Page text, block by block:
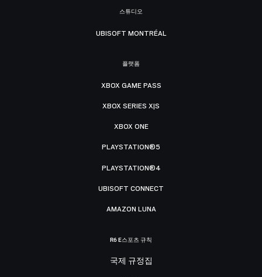
스튜디오
UBISOFT MONTRÉAL
플랫폼
XBOX GAME PASS
XBOX SERIES X|S
XBOX ONE
PLAYSTATION®5
PLAYSTATION®4
UBISOFT CONNECT
AMAZON LUNA
R6 E스포츠 규칙
국제 규정집